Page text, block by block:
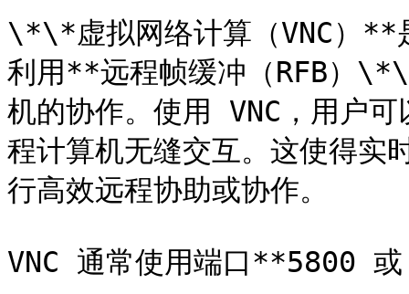
\*\*虚拟网络计算（VNC）**
利用**远程帧缓冲（RFB）
机的协作。使用 VNC，用户
程计算机无缝交互。这使得实
行高效远程协助或协作。
VNC 通常使用端口**5800